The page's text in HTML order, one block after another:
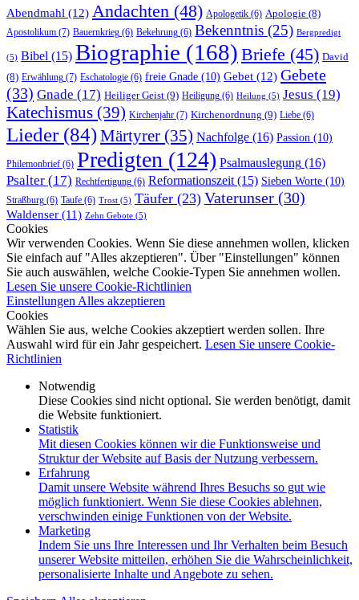
Abendmahl (12) Andachten (48) Apologetik (6) Apologie (8)
Apostolikum (7) Bauernkrieg (6) Bekehrung (6) Bekenntnis (25) Bergpredigt
(5) Bibel (15) Biographie (168) Briefe (45) David
(8) Erwählung (7) Eschatologie (6) freie Gnade (10) Gebet (12) Gebete
(33) Gnade (17) Heiliger Geist (9) Heiligung (6) Heilung (5) Jesus (19)
Katechismus (39) Kirchenjahr (7) Kirchenordnung (9) Liebe (6)
Lieder(84)Märtyrer (35) Nachfolge (16) Passion (10)
Philemonbrief (6) Predigten (124) Psalmauslegung (16)
Psalter (17) Rechtfertigung (6) Reformationszeit (15) Sieben Worte (10)
Straßburg (6) Taufe (6) Trost (5) Täufer (23) Vaterunser (30)
Waldenser (11) Zehn Gebote (5)
Cookies
Wir verwenden Cookies. Wenn Sie diese annehmen wollen, klicken
Sie einfach auf "Alles akzeptieren". Über "Einstellungen" können
Sie auch auswählen, welche Cookie-Typen Sie annehmen wollen.
Lesen Sie unsere Cookie-Richtlinien
Einstellungen Alles akzeptieren
Cookies
Wählen Sie aus, welche Cookies akzeptiert werden sollen. Ihre
Auswahl wird für ein Jahr gespeichert. Lesen Sie unsere Cookie-
Richtlinien
Notwendig
Diese Cookies sind nicht optional. Sie werden benötigt, damit
die Website funktioniert.
Statistik
Mit diesen Cookies können wir die Funktionsweise und
Struktur der Website auf Basis der Nutzung verbessern.
Erfahrung
Damit unsere Website während Ihres Besuchs so gut wie
möglich funktioniert. Wenn Sie diese Cookies ablehnen,
verschwinden einige Funktionen von der Website.
Marketing
Indem Sie uns Ihre Interessen und Ihr Verhalten beim Besuch
unserer Website mitteilen, erhöhen Sie die Wahrscheinlichkeit,
personalisierte Inhalte und Angebote zu sehen.